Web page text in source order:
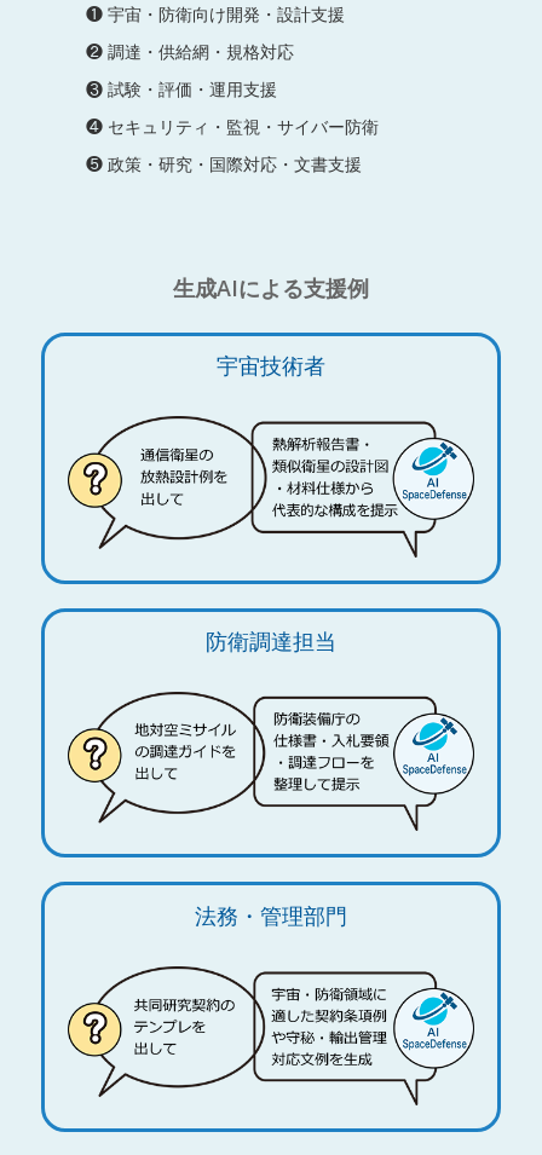
❶ 宇宙・防衛向け開発・設計支援
❷ 調達・供給網・規格対応
❸ 試験・評価・運用支援
❹ セキュリティ・監視・サイバー防衛
❺ 政策・研究・国際対応・文書支援
生成AIによる支援例
宇宙技術者
防衛調達担当
法務・管理部門